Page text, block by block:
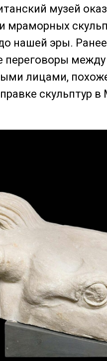
музей
мраморных
нашей эры.
переговоры
лицами,
скульптур